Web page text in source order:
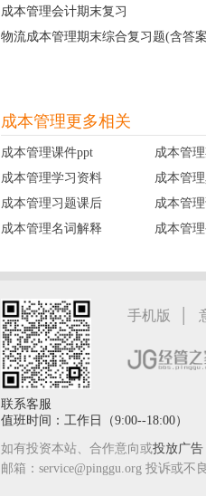
成本管理会计期末复习
物流成本管理期末综合复习题(含答
成本管理更多相关
成本管理课件ppt 成本管
成本管理学习资料
成本管
成本管理习题课后
成本管
成本管理名词解释
成本管
手机版 |
联系客服
值班时间：工作日（9:00--18:00）
如有投资本站、合作意向或投放广告
邮箱：service@pinggu.org 投诉或不